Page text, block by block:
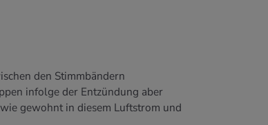
den Stimmbändern
infolge der Entzündung aber
gewohnt in diesem Luftstrom und